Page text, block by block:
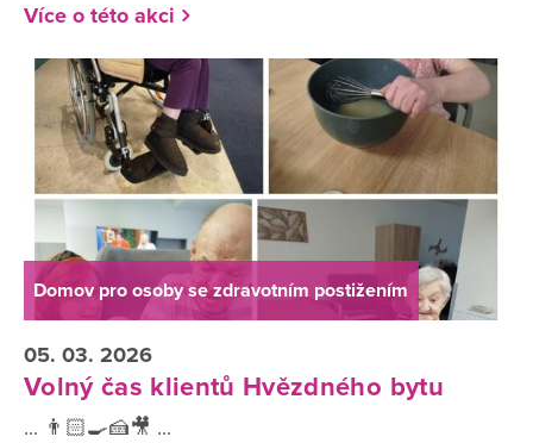
Více o této akci
Domov pro osoby se zdravotním postižením
05. 03. 2026
Volný čas klientů Hvězdného bytu
... 👨🏻‍🍳🍰🎥 ...